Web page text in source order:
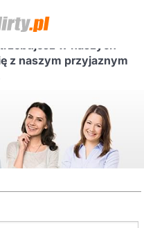
z naszym przyjaznym